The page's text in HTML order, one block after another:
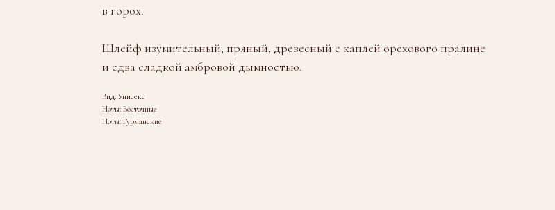
в горох.
Шлейф изумительный, пряный, древесный с каплей орехового пралине
и едва сладкой амбровой дымностью.
Вид: Унисекс
Ноты: Восточные
Ноты: Гурманские